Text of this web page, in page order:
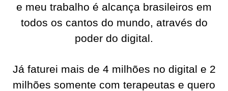
e meu trabalho é alcança brasileiros em
todos os cantos do mundo, através do
poder do digital.
Já faturei mais de 4 milhões no digital e 2
milhões somente com terapeutas e quero